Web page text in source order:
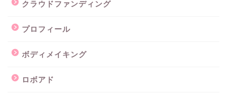
クラウドファンディング
プロフィール
ボディメイキング
ロボアド